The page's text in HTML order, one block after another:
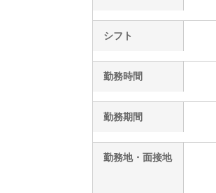
シフト
勤務時間
勤務期間
勤務地・面接地